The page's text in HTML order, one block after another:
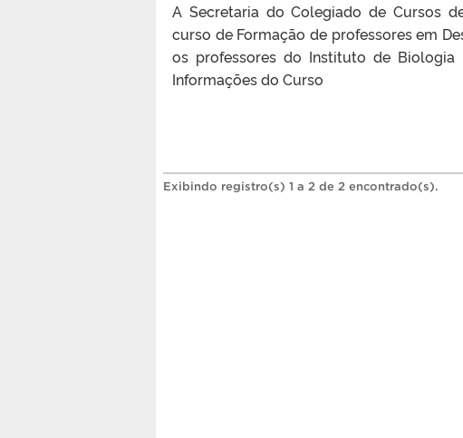
A Secretaria do Colegiado de Cursos
curso de Formação de professores em
os professores do Instituto de
Informações do Curso
Exibindo registro(s) 1 a 2 de 2 encontrado(s).